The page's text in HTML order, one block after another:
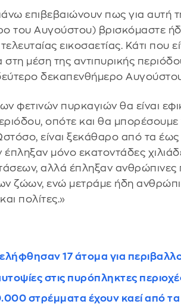
επιβεβαιώνουν πως για αυτή
του Αυγούστου) βρισκόμαστε
εικοσαετίας. Κάτι που
στη μέση της αντιπυρικής
δεκαπενθήμερο Αυγούστου)
φετινών πυρκαγιών θα είναι
οπότε και θα
είναι ξεκάθαρο από τα
έπληξαν μόνο εκατοντάδες
αλλά έπληξαν ανθρώπινες
ζώων, ενώ μετράμε ήδη
πολίτες.»
17 άτομα για
στις πυρόπληκτες
στρέμματα έχουν καεί από